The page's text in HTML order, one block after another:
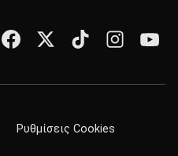
Ρυθμίσεις Cookies